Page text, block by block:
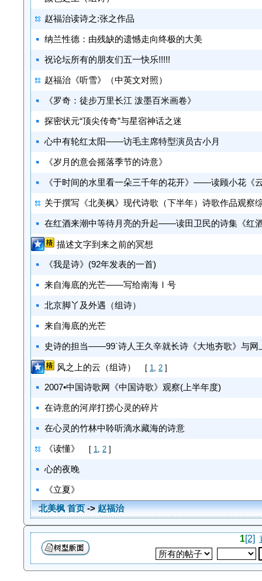
赵福治读诗之:张之作品
纳兰性德：由残缺的遗憾走向终极的大美
祝论坛所有的朋友们五一快乐!!!!!
赵福治《听雪》（中英文对照）
《罗奇：徒步万里长江 泼墨百米画卷》
探密状元“顶尖传奇”与星宿神话之迷
心中有轮红太阳——访毛主席特型演员古小月
《岁月的意会摇落季节的诗意》
《于时间的水里看一朵三千年的花开》——读顾小花《
关于撰写《北美枫》现代诗歌（下半年）诗歌作品观察
在红酒来潮中等待月亮的升起——读田卫民的诗集《红
描述文字到来之前的冥想
《我是诗》(92年发表的一首)
来自海底的光芒——写给南海Ⅰ号
北京脚丫及外遇（组诗）
来自海底的光芒
史诗的担当——99`诗人王久辛就长诗《大地夯歌》与网
风之上的云（组诗） [ 1, 2 ]
2007•中国诗歌网《中国诗歌》观察(上半年度)
在诗意的河岸打捞心灵的碎片
在心灵的竹林中聆听滴水藏海的诗意
《读懂》 [ 1, 2 ]
心的夜晚
《立夏》
北美枫 首页->赵福治
1[2]